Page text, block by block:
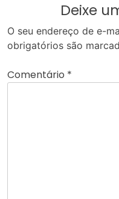
Deixe
O seu endereço de e-
obrigatórios são
Comentário *